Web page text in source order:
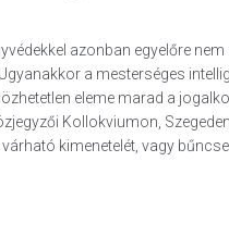
azonban egyelőre
a mesterséges
eleme marad a
Kollokviumon,
kimenetelét, vagy